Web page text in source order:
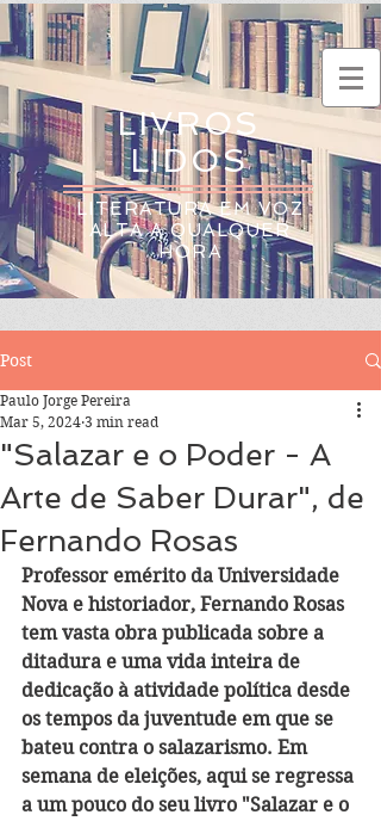
LIVROS
LIDOS
LITERATURA EM VOZ
ALTA A QUALQUER
HORA
Post
"Salazar e o Poder - A
Arte de Saber Durar", de
Fernando Rosas
Paulo Jorge Pereira
Mar 5, 2024 3 min read
Professor emérito da Universidade
Nova e historiador, Fernando Rosas
tem vasta obra publicada sobre a
ditadura e uma vida inteira de
dedicação à atividade política desde
os tempos da juventude em que se
bateu contra o salazarismo. Em
semana de eleições, aqui se regressa
a um pouco do seu livro "Salazar e o